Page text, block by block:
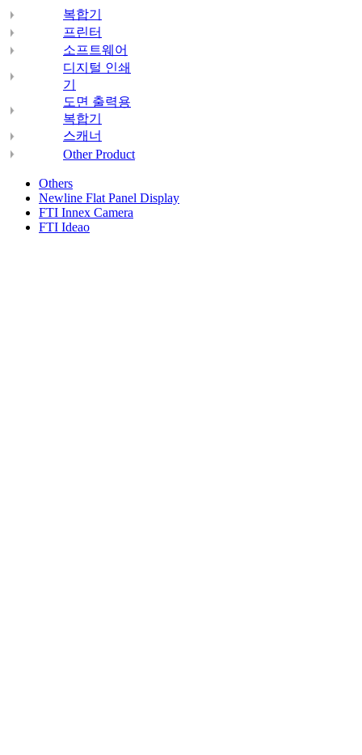
복합기
프린터
소프트웨어
디지털 인쇄
기
도면 출력용
복합기
스캐너
Other Product
Others
Newline Flat Panel Display
FTI Innex Camera
FTI Ideao